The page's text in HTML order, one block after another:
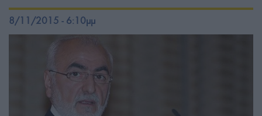
8/11/2015 - 6:10μμ